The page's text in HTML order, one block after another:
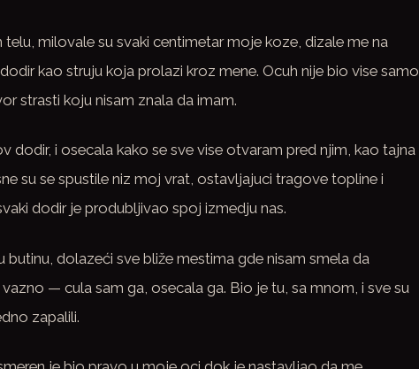
milovale su svaki centimetar moje koze, dizale me na
kao struju koja prolazi kroz mene. Ocuh nije bio vise samo
strasti koju nisam znala da imam.
dodir, i osecala kako se sve vise otvaram pred njim, kao tajna
su se spustile niz moj vrat, ostavljajuci tragove topline i
dodir je produbljivao spoj izmedju nas.
dolazeći sve bliže mestima gde nisam smela da
— cula sam ga, osecala ga. Bio je tu, sa mnom, i sve su
zapalili.